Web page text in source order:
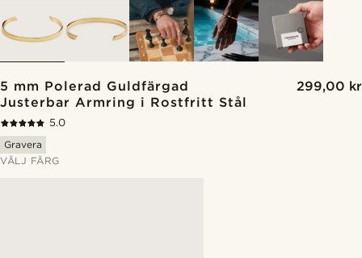
5 mm Polerad Guldfärgad
Justerbar Armring i Rostfritt Stål
299,00 kr
5.0
Gravera
VÄLJ FÄRG